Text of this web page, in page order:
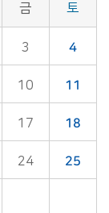
금 토
3 4
10 11
17 18
24 25